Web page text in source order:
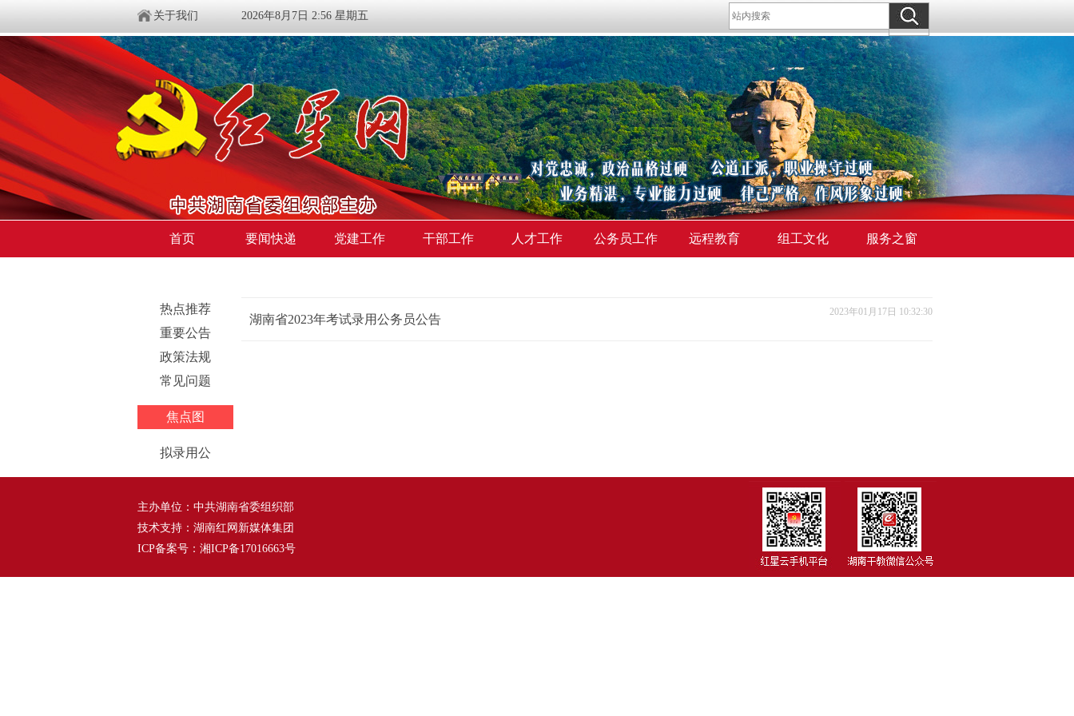
关于我们 2026年8月7日 2:56 星期五
首页 要闻快递 党建工作 干部工作 人才工作 公务员工作 远程教育 组工文化 服务之窗
热点推荐
重要公告
政策法规
常见问题
焦点图
拟录用公
湖南省2023年考试录用公务员公告
2023年01月17日 10:32:30
主办单位：中共湖南省委组织部
技术支持：湖南红网新媒体集团
ICP备案号：湘ICP备17016663号